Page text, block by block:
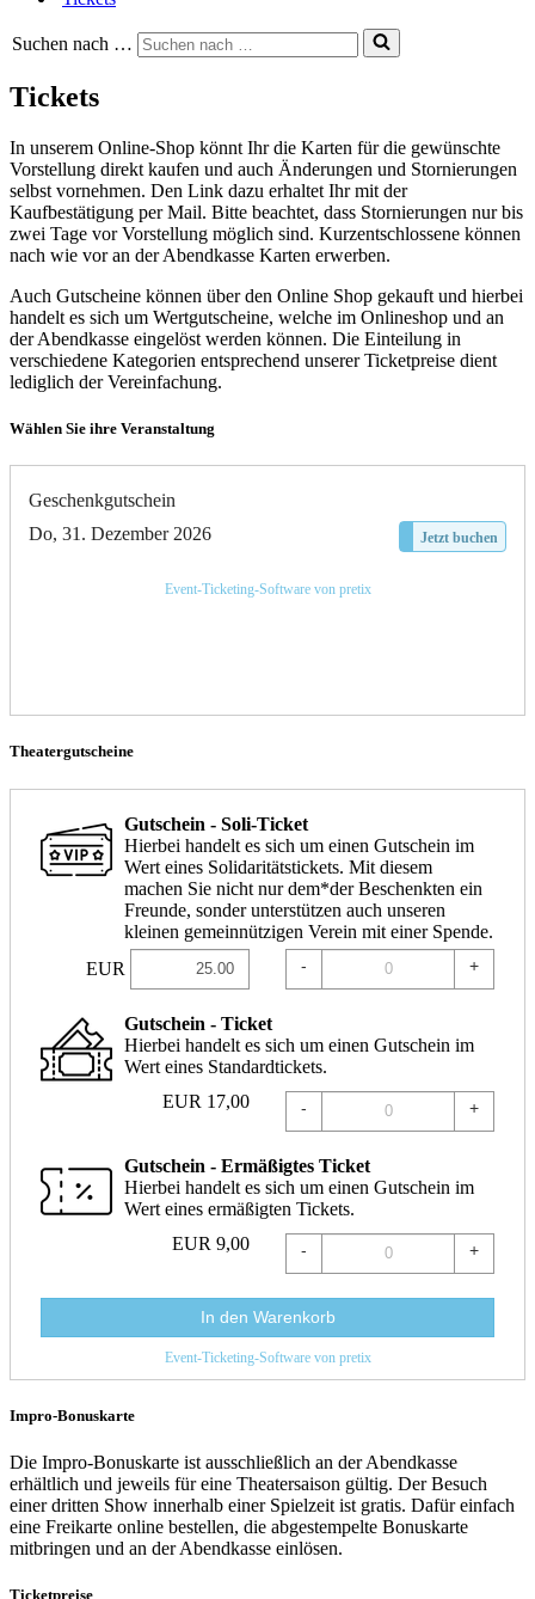
Suchen nach …
Tickets
In unserem Online-Shop könnt Ihr die Karten für die gewünschte
Vorstellung direkt kaufen und auch Änderungen und Stornierungen
selbst vornehmen. Den Link dazu erhaltet Ihr mit der
Kaufbestätigung per Mail. Bitte beachtet, dass Stornierungen nur bis
zwei Tage vor Vorstellung möglich sind. Kurzentschlossene können
nach wie vor an der Abendkasse Karten erwerben.
Auch Gutscheine können über den Online Shop gekauft und hierbei
handelt es sich um Wertgutscheine, welche im Onlineshop und an
der Abendkasse eingelöst werden können. Die Einteilung in
verschiedene Kategorien entsprechend unserer Ticketpreise dient
lediglich der Vereinfachung.
Wählen Sie ihre Veranstaltung
Geschenkgutschein
Do, 31. Dezember 2026
Jetzt buchen
Event-Ticketing-Software von pretix
Theatergutscheine
Gutschein - Soli-Ticket
Hierbei handelt es sich um einen Gutschein im
Wert eines Solidaritätstickets. Mit diesem
machen Sie nicht nur dem*der Beschenkten ein
Freunde, sonder unterstützen auch unseren
kleinen gemeinnützigen Verein mit einer Spende.
EUR
- +
Gutschein - Ticket
Hierbei handelt es sich um einen Gutschein im
Wert eines Standardtickets.
EUR 17,00 - +
Gutschein - Ermäßigtes Ticket
Hierbei handelt es sich um einen Gutschein im
Wert eines ermäßigten Tickets.
EUR 9,00 - +
In den Warenkorb
Event-Ticketing-Software von pretix
Impro-Bonuskarte
Die Impro-Bonuskarte ist ausschließlich an der Abendkasse
erhältlich und jeweils für eine Theatersaison gültig. Der Besuch
einer dritten Show innerhalb einer Spielzeit ist gratis. Dafür einfach
eine Freikarte online bestellen, die abgestempelte Bonuskarte
mitbringen und an der Abendkasse einlösen.
Ticketpreise